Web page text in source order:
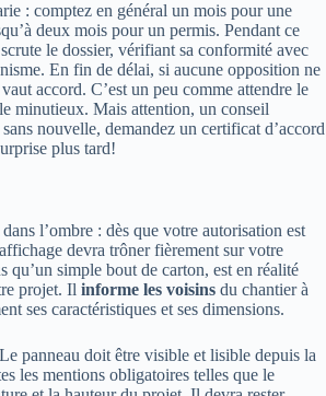
: comptez en général un mois pour une
deux mois pour un permis. Pendant ce
le dossier, vérifiant sa conformité avec
En fin de délai, si aucune opposition ne
accord. C’est un peu comme attendre le
minutieux. Mais attention, un conseil
nouvelle, demandez un certificat d’accord
plus tard!
l’ombre : dès que votre autorisation est
devra trôner fièrement sur votre
qu’un simple bout de carton, est en réalité
projet. Il informe les voisins du chantier à
ses caractéristiques et ses dimensions.
panneau doit être visible et lisible depuis la
les mentions obligatoires telles que le